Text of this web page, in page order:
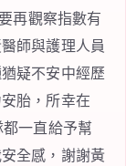
再觀察指數有
師與護理人員
疑不安中經歷
胎，所幸在
一直給予幫
全感，謝謝黃